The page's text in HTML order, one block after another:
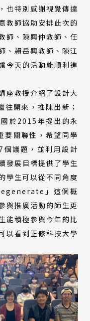
也特別感謝視覺傳達
教師協助安排此次的
師、陳興仲教師、任
、賴岳興教師、陳江
今天的活動能順利進
座教授介紹了設計大
開來，推陳出新；
於2015年提出的永
要關聯性，希望同學
議題，並利用設計
發展目標提供了學生
學生可以從不同角度
」這個概
與推廣活動的師生更
能積極參與今年的比
以看到正修科技大學